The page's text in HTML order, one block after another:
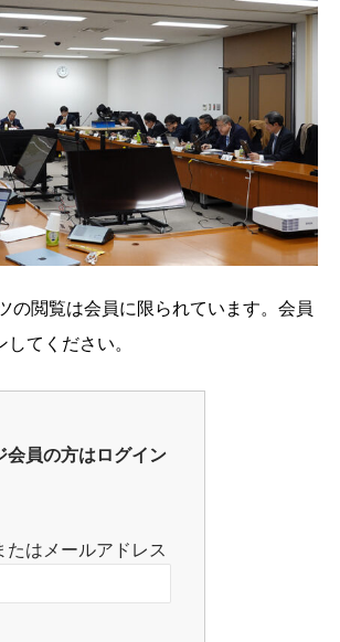
の閲覧は会員に限られています。会員
てください。
会員の方はログイン
たはメールアドレス